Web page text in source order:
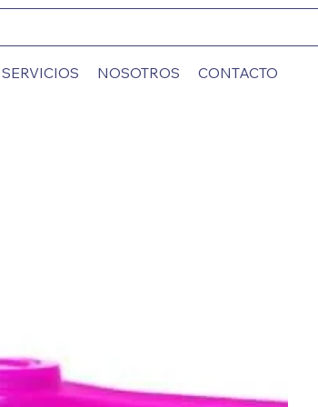
SERVICIOS NOSOTROS CONTACTO